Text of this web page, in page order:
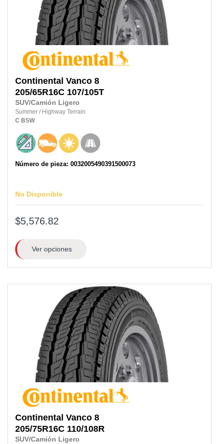
Continental Vanco 8
205/65R16C 107/105T
SUV/Camión Ligero
Summer / Highway Terrain
C BSW
Número de pieza: 0032005490391500073
No Disponible
$5,576.82
Ver opciones
Continental Vanco 8
205/75R16C 110/108R
SUV/Camión Ligero